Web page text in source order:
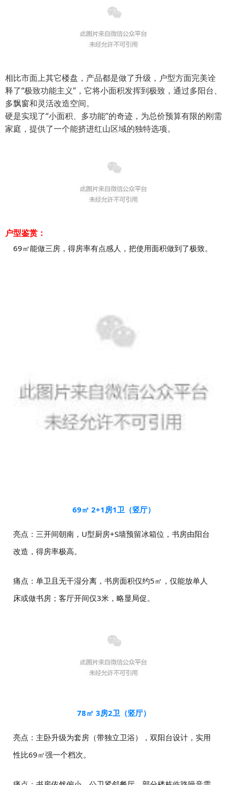
相比市面上其它楼盘，产品都是做了升级，户型方面完美诠
释了“极致功能主义”，它将小面积发挥到极致，通过多阳台、
多飘窗和灵活改造空间。
硬是实现了“小面积、多功能”的奇迹，为总价预算有限的刚需
家庭，提供了一个能挤进红山区域的独特选项。
户型鉴赏：
69㎡能做三房，得房率有点感人，把使用面积做到了极致。
69㎡ 2+1房1卫（竖厅）
亮点：三开间朝南，U型厨房+S墙预留冰箱位，书房由阳台
改造，得房率极高。
痛点：单卫且无干湿分离，书房面积仅约5㎡，仅能放单人
床或做书房；客厅开间仅3米，略显局促。
78㎡ 3房2卫（竖厅）
亮点：主卧升级为套房（带独立卫浴），双阳台设计，实用
性比69㎡强一个档次。